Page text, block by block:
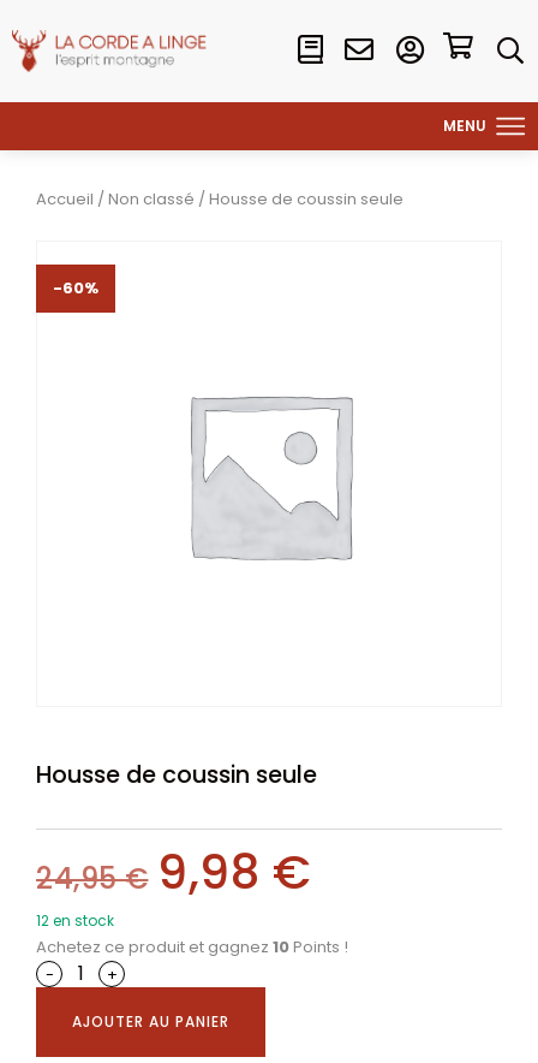
Accueil / Non classé / Housse de coussin seule
-60%
Housse de coussin seule
24,95€ 9,98 €
12 en stock
Achetez ce produit et gagnez 10 Points !
-
+
AJOUTER AU PANIER